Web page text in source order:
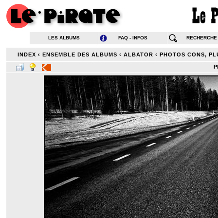
LES ALBUMS FAQ - INFOS RECHERCHE
INDEX ‹ ENSEMBLE DES ALBUMS ‹ ALBATOR ‹ PHOTOS CONS,